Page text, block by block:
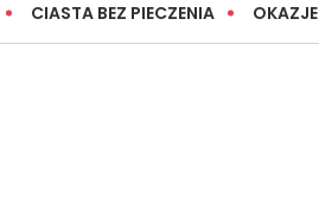
CIASTA BEZ PIECZENIA OKAZJE